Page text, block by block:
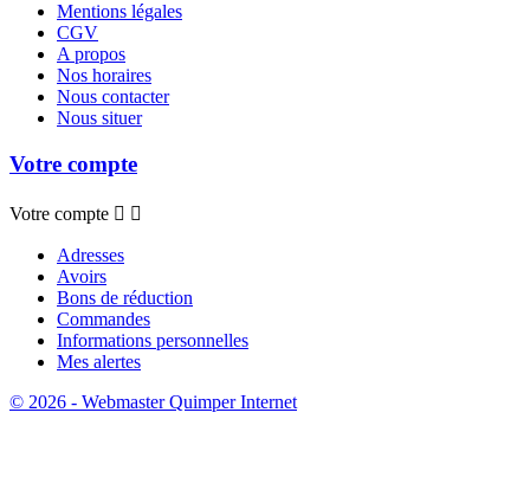
Mentions légales
CGV
A propos
Nos horaires
Nous contacter
Nous situer
Votre compte
Votre compte  
Adresses
Avoirs
Bons de réduction
Commandes
Informations personnelles
Mes alertes
© 2026 - Webmaster Quimper Internet